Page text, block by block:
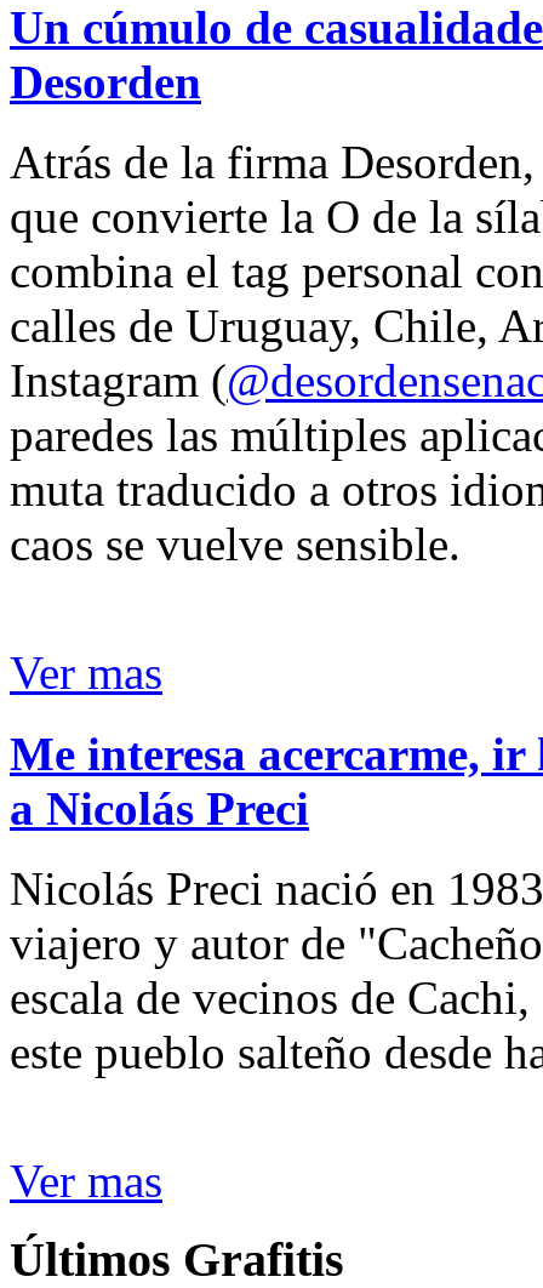
Un cúmulo de
Desorden
Atrás de la firma
que convierte la O de la
combina el tag personal
calles de Uruguay, Chile,
Instagram (
paredes las múltiples
muta traducido a otros
caos se vuelve sensible.
Ver mas
Me interesa acercarme,
a Nicolás Preci
Nicolás Preci nació en
viajero y autor de
escala de vecinos de
este pueblo salteño desde
Ver mas
Últimos Grafitis